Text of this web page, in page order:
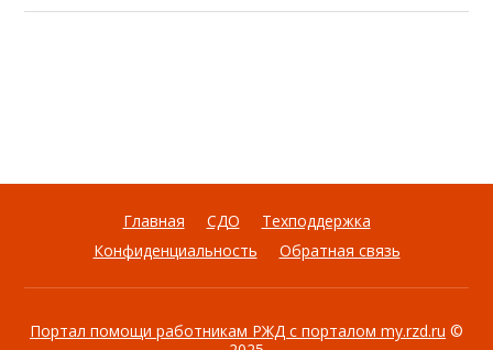
Главная СДО
Техподдержка
Конфиденциальность
Обратная связь
Портал помощи работникам РЖД с порталом my.rzd.ru ©